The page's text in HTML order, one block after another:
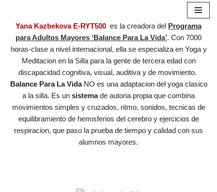
Skip
content
Yana KazbekovaE-RYT500 es la creadora del Programa
para Adultos Mayores ‘Balance Para La Vida’. Con 7000
horas-clase a nivel internacional, ella se especializa en Yoga y
Meditacion en la Silla para la gente de tercera edad con
discapacidad cognitiva, visual, auditiva y de movimiento.
Balance Para La VidaNO es una adaptacion del yoga clasico
a la silla. Es un sistemade autoria propia que combina
movimientos simples y cruzados, ritmo, sonidos, tecnicas de
equilibramiento de hemisferios del cerebro y ejercicios de
respiracion, que paso la prueba de tiempo y calidad con sus
alumnos mayores.